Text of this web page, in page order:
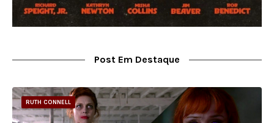
Post Em Destaque
RUTH CONNELL